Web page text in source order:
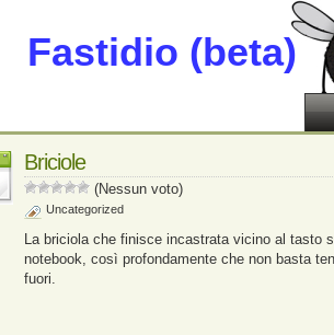
Fastidio (beta)
Briciole
(Nessun voto)
Uncategorized
La briciola che finisce incastrata vicino al tasto
notebook, così profondamente che non basta
fuori.